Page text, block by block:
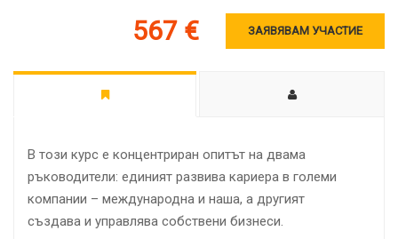
567 € ЗАЯВЯВАМ УЧАСТИЕ
В този курс е концентриран опитът на двама
ръководители: единият развива кариера в големи
компании – международна и наша, а другият
създава и управлява собствени бизнеси.